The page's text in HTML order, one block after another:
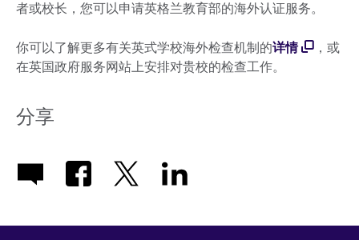
者或校长，您可以申请英格兰教育部的海外认证服务。
你可以了解更多有关英式学校海外检查机制的详情
，或
在英国政府服务网站上安排对贵校的检查工作。
分享